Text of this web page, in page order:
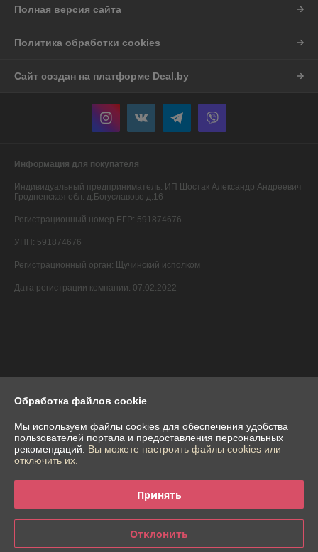
Полная версия сайта
Политика обработки cookies
Сайт создан на платформе Deal.by
Информация для покупателя
Индивидуальный предприниматель: ИП Шостак Александр Андреевич
Гродненская обл. д.Богуславово д.16
Регистрационный номер ЕГР: 591874676
УНП: 591874676
Регистрационный орган: Щучинский исполком
Дата регистрации компании: 07.02.2022
Обработка файлов cookie
Мы используем файлы cookies для обеспечения удобства
пользователей портала и предоставления персональных
рекомендаций. Вы можете настроить файлы cookies или
отключить их.
Принять
Отклонить